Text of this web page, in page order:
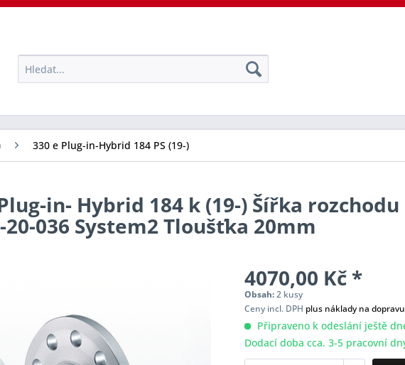
330 e Plug-in-Hybrid 184 PS (19-)
Plug-in- Hybrid 184 k (19-) Šířka rozchodu
20-036 System2 Tloušťka 20mm
4070,00 Kč *
Obsah:2 kusy
Ceny incl. DPH plus náklady na dopravu
Připraveno k odeslání ještě
Dodací doba cca. 3-5 pracovní